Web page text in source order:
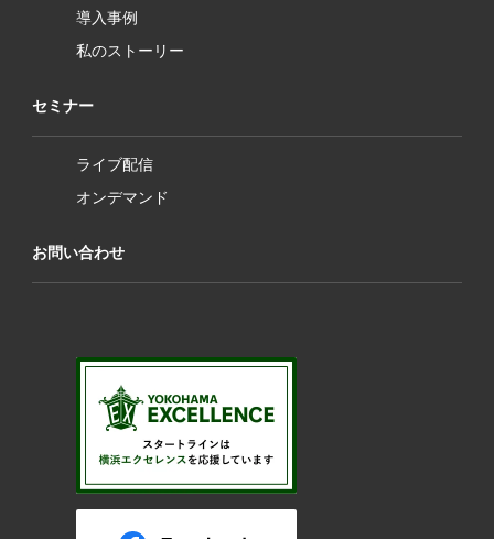
導入事例
私のストーリー
セミナー
ライブ配信
オンデマンド
お問い合わせ